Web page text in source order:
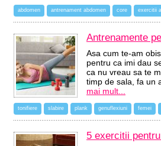
abdomen antrenament abdomen core exercitii
Antrenamente
Asa cum te-am
pentru ca imi dau
ca nu vreau sa te
timp de sala, fa un
mai mult...
tonifiere slabire plank genuflexiuni femei
5 exercitii